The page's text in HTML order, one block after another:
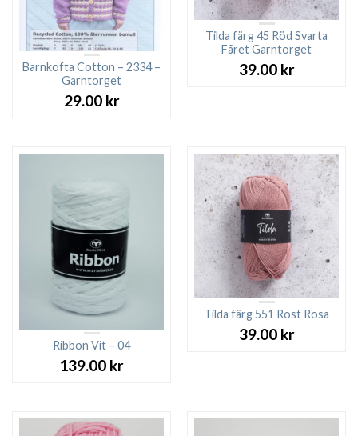
Barnkofta Cotton – 2334 –
Garntorget
29.00 kr
Tilda färg 45 Röd Svarta
Fåret Garntorget
39.00 kr
Ribbon Vit – 04
139.00 kr
Tilda färg 551 Rost Rosa
39.00 kr